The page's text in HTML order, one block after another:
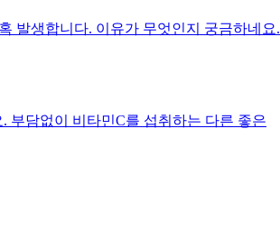
발생합니다. 이유가 무엇인지 궁금하네요.
부담없이 비타민C를 섭취하는 다른 좋은